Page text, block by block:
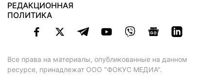
РЕДАКЦИОННАЯ
ПОЛИТИКА
Все права на материалы, опубликованные на данном
ресурсе, принадлежат ООО "ФОКУС МЕДИА".